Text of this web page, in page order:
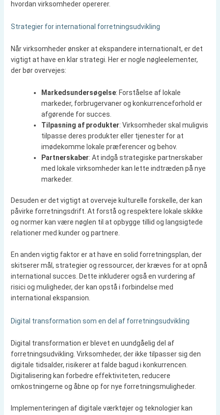
hvordan virksomheder opererer.
Strategier for international forretningsudvikling
Når virksomheder ønsker at ekspandere internationalt, er det
vigtigt at have en klar strategi. Her er nogle nøgleelementer,
der bør overvejes:
Markedsundersøgelse: Forståelse af lokale
markeder, forbrugervaner og konkurrenceforhold er
afgørende for succes.
Tilpasning af produkter: Virksomheder skal muligvis
tilpasse deres produkter eller tjenester for at
imødekomme lokale præferencer og behov.
Partnerskaber: At indgå strategiske partnerskaber
med lokale virksomheder kan lette indtræden på nye
markeder.
Desuden er det vigtigt at overveje kulturelle forskelle, der kan
påvirke forretningsdrift. At forstå og respektere lokale skikke
og normer kan være nøglen til at opbygge tillid og langsigtede
relationer med kunder og partnere.
En anden vigtig faktor er at have en solid forretningsplan, der
skitserer mål, strategier og ressourcer, der kræves for at opnå
international succes. Dette inkluderer også en vurdering af
risici og muligheder, der kan opstå i forbindelse med
international ekspansion.
Digital transformation som en del af forretningsudvikling
Digital transformation er blevet en uundgåelig del af
forretningsudvikling. Virksomheder, der ikke tilpasser sig den
digitale tidsalder, risikerer at falde bagud i konkurrencen.
Digitalisering kan forbedre effektiviteten, reducere
omkostningerne og åbne op for nye forretningsmuligheder.
Implementeringen af digitale værktøjer og teknologier kan